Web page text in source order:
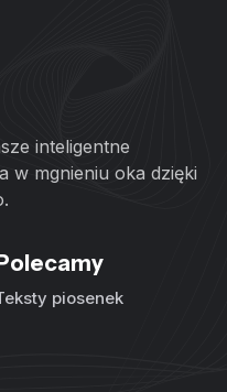
inteligentne
w mgnieniu oka dzięki
piosenek